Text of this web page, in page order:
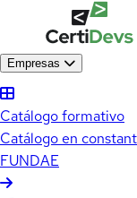
Empresas
Catálogo formativo
Catálogo en
FUNDAE